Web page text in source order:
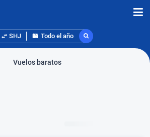
SHJ Todo el año
Vuelos baratos